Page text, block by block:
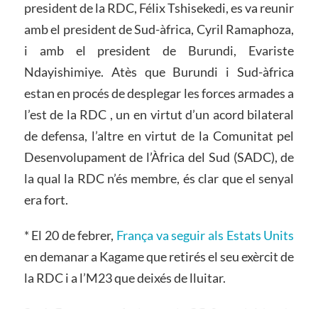
president de la RDC, Félix Tshisekedi, es va reunir
amb el president de Sud-àfrica, Cyril Ramaphoza,
i amb el president de Burundi, Evariste
Ndayishimiye. Atès que Burundi i Sud-àfrica
estan en procés de desplegar les forces armades a
l’est de la RDC , un en virtut d’un acord bilateral
de defensa, l’altre en virtut de la Comunitat pel
Desenvolupament de l’Àfrica del Sud (SADC), de
la qual la RDC n’és membre, és clar que el senyal
era fort.
* El 20 de febrer, França va seguir als Estats Units
en demanar a Kagame que retirés el seu exèrcit de
la RDC i a l’M23 que deixés de lluitar.